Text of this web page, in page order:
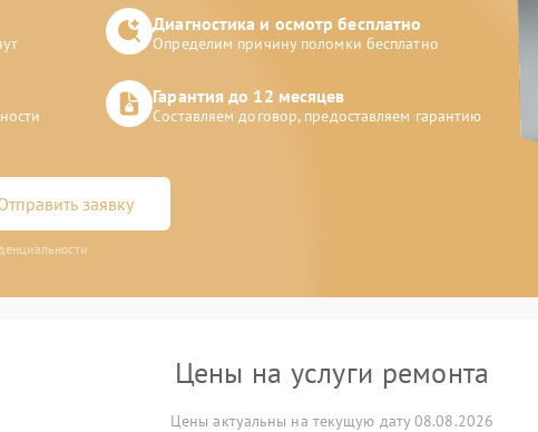
Диагностика и осмотр бесплатно
Определим причину поломки бесплатно
Гарантия до 12 месяцев
Составляем договор, предоставляем гарантию
заявку
Цены на услуги ремонта
Цены актуальны на текущую дату 08.08.2026